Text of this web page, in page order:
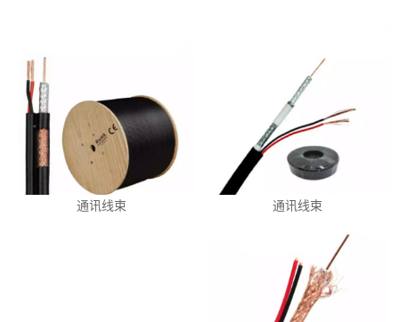
通讯线束 通讯线束